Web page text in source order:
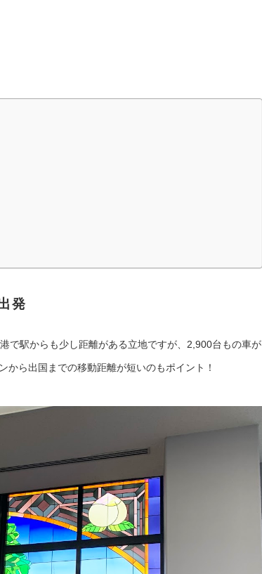
発
で駅からも少し距離がある立地ですが、2,900台もの車が
ら出国までの移動距離が短いのもポイント！